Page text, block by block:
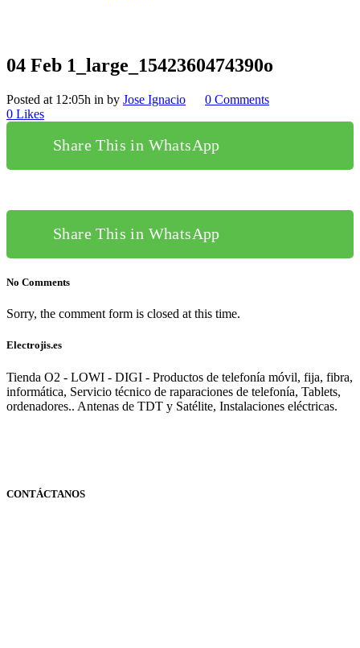
04 Feb 1_large_1542360474390o
Posted at 12:05h in by Jose Ignacio
0 Comments
0 Likes
Share This in WhatsApp
Share This in WhatsApp
No Comments
Sorry, the comment form is closed at this time.
Electrojis.es
Tienda O2 - LOWI - DIGI - Productos de telefonía móvil, fija, fibra,
informática, Servicio técnico de raparaciones de telefonía, Tablets,
ordenadores.. Antenas de TDT y Satélite, Instalaciones eléctricas.
CONTÁCTANOS